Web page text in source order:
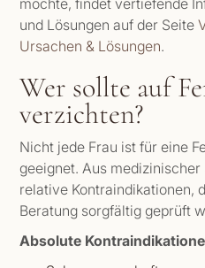
möchte, findet vertiefende
und Lösungen auf der Seite
Ursachen & Lösungen.
Wer sollte auf
verzichten?
Nicht jede Frau ist für eine
geeignet. Aus
relative Kontraindikationen,
Beratung sorgfältig geprüft
Absolute